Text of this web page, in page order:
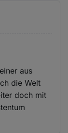
aus
die Welt
doch mit